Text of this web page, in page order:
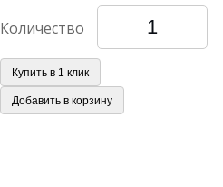
Количество
Купить в 1 клик
Добавить в корзину